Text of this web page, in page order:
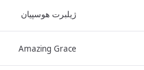
ژیلبرت هوسپیان
Amazing Grace